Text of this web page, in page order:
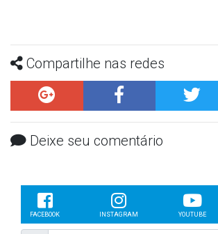
Compartilhe nas redes
Deixe seu comentário
FACEBOOK INSTAGRAM YOUTUBE